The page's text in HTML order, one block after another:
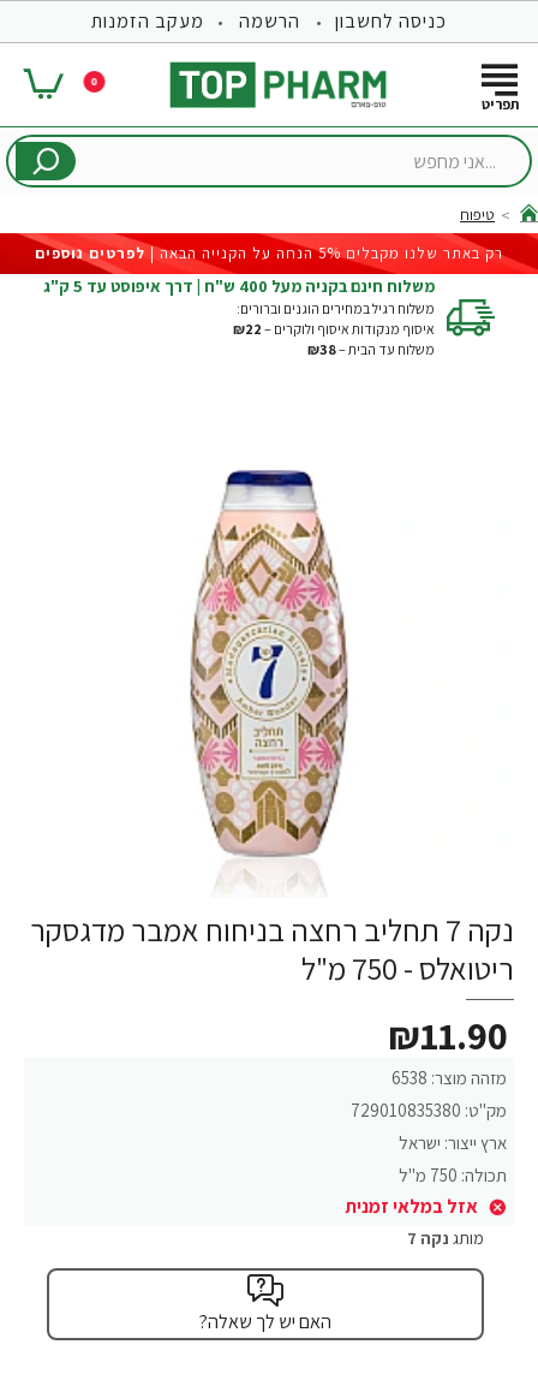
כניסה לחשבון הרשמה מעקב הזמנות
0
...אני
home
טיפוח
רק באתר שלנו מקבלים 5% הנחה על הקנייה הבאה |
לפרטים נוספים
משלוח חינם בקניה מעל 400 ש"ח | דרך איפוסט עד 5 ק"ג
משלוח רגיל במחירים הוגנים וברורים:
איסוף מנקודות איסוף ולוקרים – ₪22
משלוח עד הבית –₪38
נקה 7 תחליב רחצה בניחוח אמבר מדגסקר
ריטואלס - 750 מ"ל
מזהה מוצר: 6538
מק"ט: 729010835380
ארץ ייצור: ישראל
תכולה: 750 מ"ל
אזל במלאי זמנית
₪11.90
מותג נקה 7
האם יש לך שאלה?